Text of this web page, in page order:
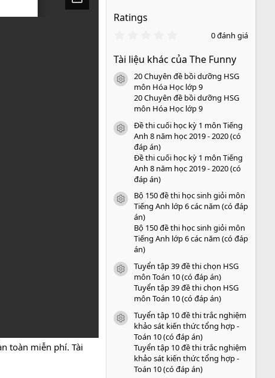
toàn miễn phí. Tài
Ratings
0
0
s
a
o
0 đánh giá
Tài liệu khác của The Funny
icon tài liệu
20 Chuyên đề bồi dưỡng HSG
môn Hóa Học lớp 9
20 Chuyên đề bồi dưỡng HSG
môn Hóa Học lớp 9
icon tài liệu
Đề thi cuối học kỳ 1 môn Tiếng
Anh 8 năm học 2019 - 2020 (có
đáp án)
Đề thi cuối học kỳ 1 môn Tiếng
Anh 8 năm học 2019 - 2020 (có
đáp án)
icon tài liệu
Bộ 150 đề thi học sinh giỏi môn
Tiếng Anh lớp 6 các năm (có đáp
án)
Bộ 150 đề thi học sinh giỏi môn
Tiếng Anh lớp 6 các năm (có đáp
án)
icon tài liệu
Tuyển tập 39 đề thi chọn HSG
môn Toán 10 (có đáp án)
Tuyển tập 39 đề thi chọn HSG
môn Toán 10 (có đáp án)
icon tài liệu
Tuyển tập 10 đề thi trắc nghiệm
khảo sát kiến thức tổng hợp -
Toán 10 (có đáp án)
Tuyển tập 10 đề thi trắc nghiệm
khảo sát kiến thức tổng hợp -
Toán 10 (có đáp án)